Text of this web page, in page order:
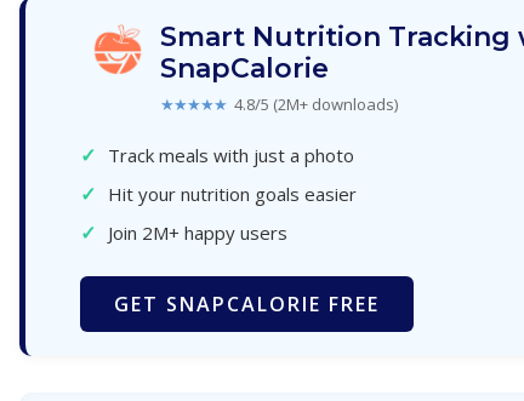
Smart Nutrition Tracking
SnapCalorie
★★★★★ 4.8/5 (2M+ downloads)
✓ Track meals with just a photo
✓ Hit your nutrition goals easier
✓ Join 2M+ happy users
GET SNAPCALORIE FREE